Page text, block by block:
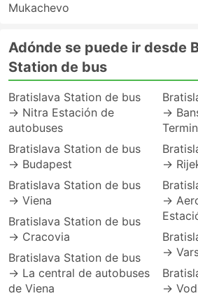
Mukachevo
Adónde se puede ir desde
Station de bus
Bratislava Station de bus
→ Nitra Estación de
autobuses
Bratislava Station de bus
→ Budapest
Bratislava Station de bus
→ Viena
Bratislava Station de bus
→ Cracovia
Bratislava Station de bus
→ La central de autobuses
de Viena
→
→
→
→
→